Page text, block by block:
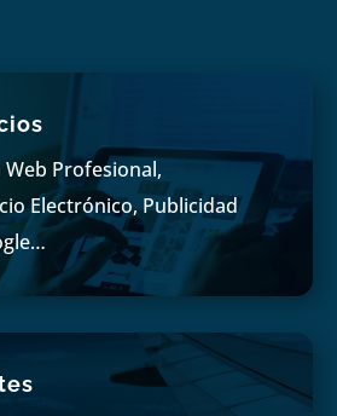
Web Profesional,
Electrónico, Publicidad